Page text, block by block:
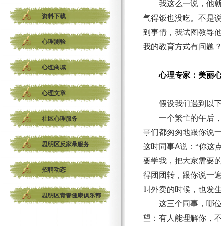
资料下载
心理测验
心理商城
心理文章
社区心理服务
思明区反家暴服务
招聘动态
思明区青春健康俱乐部
我这么一说，他
气得饭也没吃。不是
到事情，我试图教导
我的教育方式有问题
心理专家：美丽
假设我们遇到以
一个繁忙的午后
事们都匆匆地跟你说
这时同事A说：“你这
要学我，把大家需要
得团团转，跟你说一
叫外卖的时候，也发
这三个同事，哪
望：有人能理解你，